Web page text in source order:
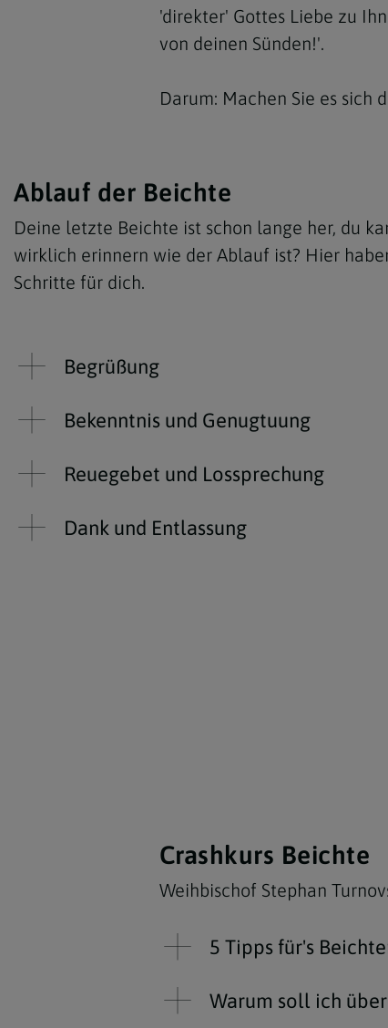
'direkter' Gottes Liebe zu
von deinen Sünden!'.
Darum: Machen Sie es sich
Ablauf der Beichte
Deine letzte Beichte ist schon lange her, du
wirklich erinnern wie der Ablauf ist? Hier
Schritte für dich.
Begrüßung
Bekenntnis und Genugtuung
Reuegebet und Lossprechung
Dank und Entlassung
Crashkurs Beichte
Weihbischof Stephan
5 Tipps für's
Warum soll ich